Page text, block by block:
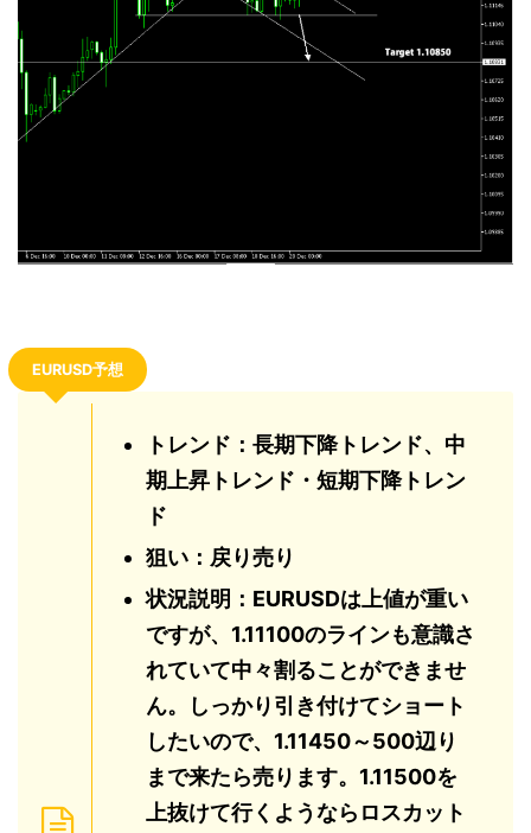
EURUSD予想
トレンド：長期下降トレンド、中
期上昇トレンド・短期下降トレン
ド
狙い：戻り売り
状況説明：EURUSDは上値が重い
ですが、1.11100のラインも意識さ
れていて中々割ることができませ
ん。しっかり引き付けてショート
したいので、1.11450～500辺り
まで来たら売ります。1.11500を
上抜けて行くようならロスカット